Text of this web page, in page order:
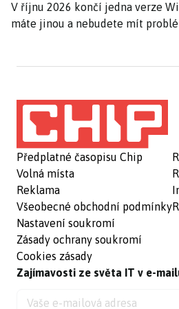
V říjnu 2026 končí jedna verze
máte jinou a nebudete mít
Předplatné časopisu Chip
Volná místa
Reklama
Všeobecné obchodní podmínky
Nastavení soukromí
Zásady ochrany soukromí
Cookies zásady
Zajímavosti ze světa IT v e-